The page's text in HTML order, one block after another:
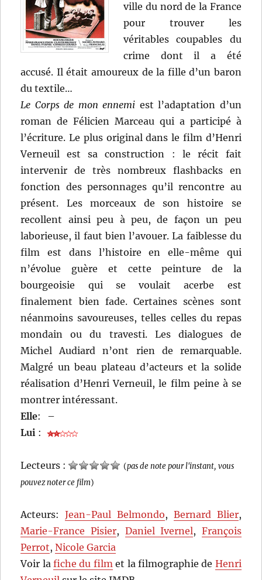
ville du nord de la France
pour trouver les
véritables coupables du
crime dont il a été
accusé. Il était amoureux de la fille d’un baron
du textile…
Le Corps de mon ennemi est l’adaptation d’un
roman de Félicien Marceau qui a participé à
l’écriture. Le plus original dans le film d’Henri
Verneuil est sa construction : le récit fait
intervenir de très nombreux flashbacks en
fonction des personnages qu’il rencontre au
présent. Les morceaux de son histoire se
recollent ainsi peu à peu, de façon un peu
laborieuse, il faut bien l’avouer. La faiblesse du
film est dans l’histoire en elle-même qui
n’évolue guère et cette peinture de la
bourgeoisie qui se voulait acerbe est
finalement bien fade. Certaines scènes sont
néanmoins savoureuses, telles celles du repas
mondain ou du travesti. Les dialogues de
Michel Audiard n’ont rien de remarquable.
Malgré un beau plateau d’acteurs et la solide
réalisation d’Henri Verneuil, le film peine à se
montrer intéressant.
Elle:
–
Lui :
Lecteurs : (pas de note pour l'instant, vous
pouvez noter ce film)
Acteurs:Jean-Paul Belmondo, Bernard Blier,
Marie-France Pisier, Daniel Ivernel, François
Perrot,Nicole Garcia
Voir lafiche du filmet la filmographie de Henri